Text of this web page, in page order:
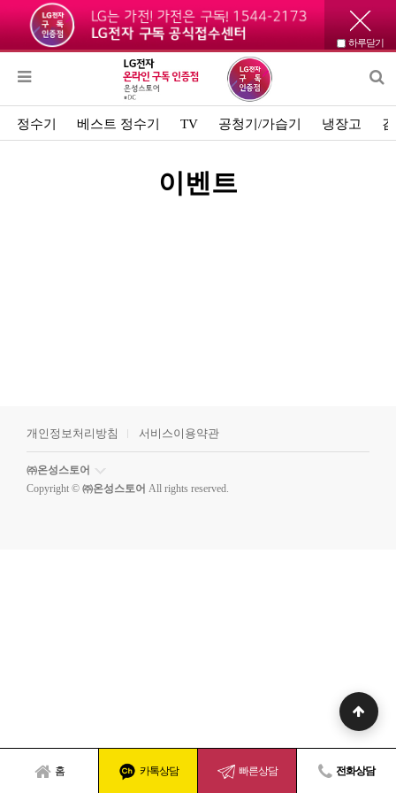
하루닫기
정수기 베스트 정수기 TV 공청기/가습기 냉장고
이벤트
홈 카톡상담 빠른상담 전화상담
개인정보처리방침 서비스이용약관
㈜온성스토어
Copyright © ㈜온성스토어 All rights reserved.